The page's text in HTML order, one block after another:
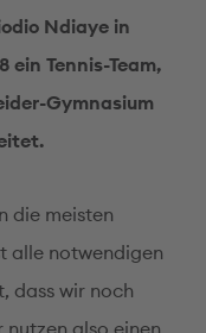
Ndiaye in
ein Tennis-Team,
Gymnasium
die meisten
alle notwendigen
dass wir noch
nutzen also einen